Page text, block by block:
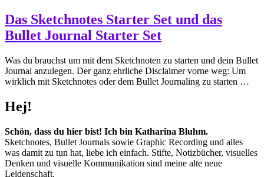
Das Sketchnotes Starter Set und das
Bullet Journal Starter Set
Was du brauchst um mit dem Sketchnoten zu starten und dein Bullet
Journal anzulegen. Der ganz ehrliche Disclaimer vorne weg: Um
wirklich mit Sketchnotes oder dem Bullet Journaling zu starten …
Hej!
Schön, dass du hier bist! Ich bin Katharina Bluhm.
Sketchnotes, Bullet Journals sowie Graphic Recording und alles
was damit zu tun hat, liebe ich einfach. Stifte, Notizbücher, visuelles
Denken und visuelle Kommunikation sind meine alte neue
Leidenschaft.